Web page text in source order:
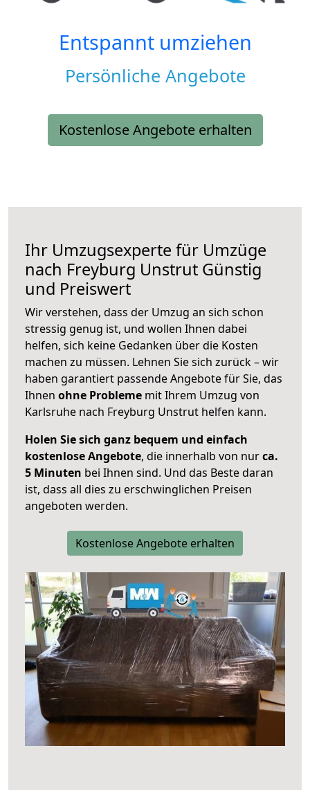
Entspannt umziehen
Persönliche Angebote
Kostenlose Angebote erhalten
Ihr Umzugsexperte für Umzüge
nach Freyburg Unstrut Günstig
und Preiswert
Wir verstehen, dass der Umzug an sich schon
stressig genug ist, und wollen Ihnen dabei
helfen, sich keine Gedanken über die Kosten
machen zu müssen. Lehnen Sie sich zurück – wir
haben garantiert passende Angebote für Sie, das
Ihnen ohne Probleme mit Ihrem Umzug von
Karlsruhe nach Freyburg Unstrut helfen kann.
Holen Sie sich ganz bequem und einfach
kostenlose Angebote, die innerhalb von nurca.
5 Minuten bei Ihnen sind. Und das Beste daran
ist, dass all dies zu erschwinglichen Preisen
angeboten werden.
Kostenlose Angebote erhalten